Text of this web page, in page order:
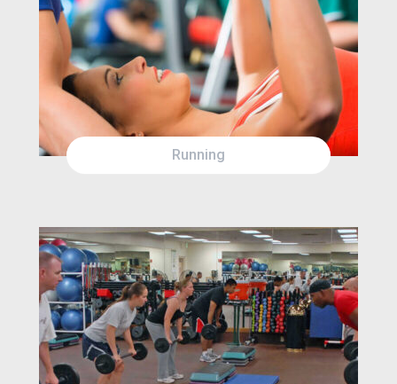
SAT 1:30AM
SUN 12:00AM
12:00PM
Running
WED 1:30AM
THU 12:00AM
FRI 12:00PM